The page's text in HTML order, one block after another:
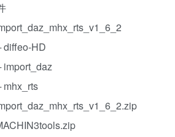
diffeo-HD
import_daz
mhx_rts